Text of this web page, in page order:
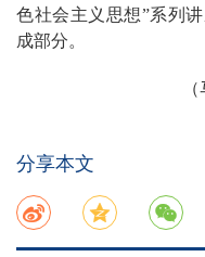
色社会主义思想”系列
成部分。
分享本文